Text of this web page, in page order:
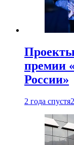
Проекты
премии
России»
2 года спустя